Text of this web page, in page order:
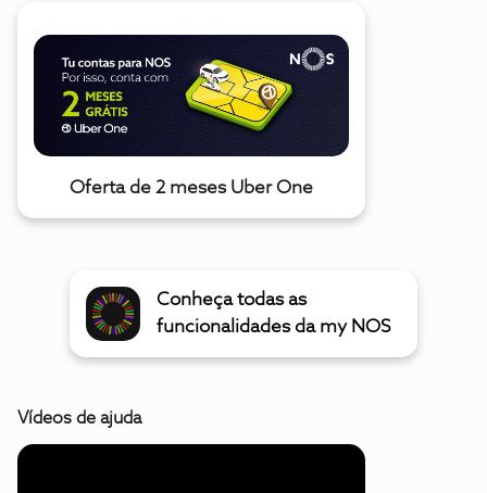
Oferta de 2 meses Uber One
Conheça todas as
funcionalidades da my NOS
Vídeos de ajuda